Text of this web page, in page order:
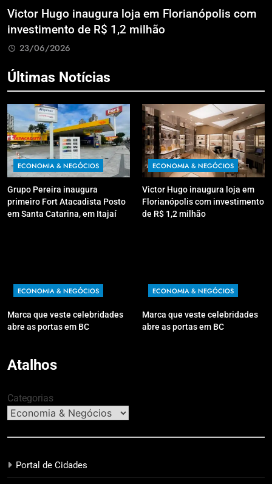
Victor Hugo inaugura loja em Florianópolis com
investimento de R$ 1,2 milhão
23/06/2026
Últimas Notícias
ECONOMIA & NEGÓCIOS
Grupo Pereira inaugura
primeiro Fort Atacadista Posto
em Santa Catarina, em Itajaí
ECONOMIA & NEGÓCIOS
Victor Hugo inaugura loja em
Florianópolis com investimento
de R$ 1,2 milhão
ECONOMIA & NEGÓCIOS
Marca que veste celebridades
abre as portas em BC
ECONOMIA & NEGÓCIOS
Marca que veste celebridades
abre as portas em BC
Atalhos
Categorias
Portal de Cidades